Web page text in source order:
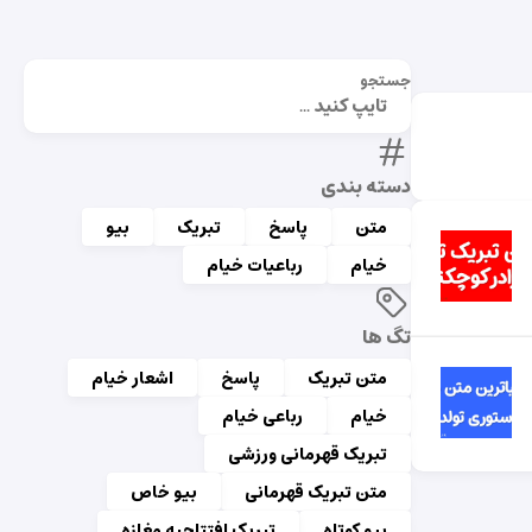
جستجو
دسته بندی
متن پاسخ تبریک
بیو
خیام
رباعیات خیام
تگ ها
متن تبریک پاسخ
اشعار خیام
خیام
رباعی خیام
تبریک قهرمانی ورزشی
متن تبریک قهرمانی
بیو خاص